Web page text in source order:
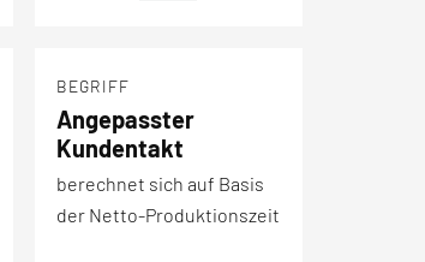
BEGRIFF
Angepasster
Kundentakt
berechnet sich auf Basis
der Netto-Produktionszeit